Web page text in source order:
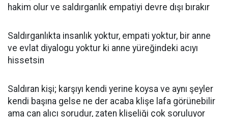
hakim olur ve saldırganlık empatiyi devre dışı bırakır
Saldırganlıkta insanlık yoktur, empati yoktur, bir anne
ve evlat diyalogu yoktur ki anne yüreğindeki acıyı
hissetsin
Saldıran kişi; karşıyı kendi yerine koysa ve aynı şeyler
kendi başına gelse ne der acaba klişe lafa görünebilir
ama can alıcı sorudur, zaten klişeliği çok soruluyor